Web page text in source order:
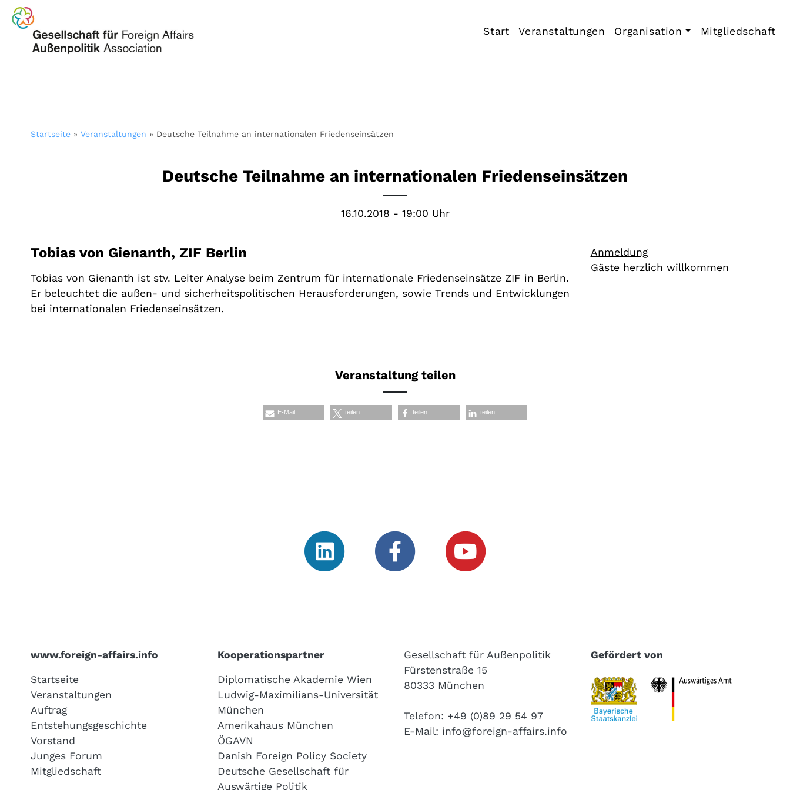
Start Veranstaltungen Organisation Mitgliedschaft
Startseite » Veranstaltungen » Deutsche Teilnahme an internationalen Friedenseinsätzen
Deutsche Teilnahme an internationalen Friedenseinsätzen
16.10.2018 - 19:00 Uhr
Tobias von Gienanth, ZIF Berlin
Tobias von Gienanth ist stv. Leiter Analyse beim Zentrum für internationale Friedenseinsätze ZIF in Berlin.
Er beleuchtet die außen- und sicherheitspolitischen Herausforderungen, sowie Trends und Entwicklungen
bei internationalen Friedenseinsätzen.
Anmeldung
Gäste herzlich willkommen
Veranstaltung teilen
E-Mail teilen teilen teilen
www.foreign-affairs.info
Startseite
Veranstaltungen
Auftrag
Entstehungsgeschichte
Vorstand
Junges Forum
Mitgliedschaft
Kooperationspartner
Diplomatische Akademie Wien
Ludwig-Maximilians-Universität
München
Amerikahaus München
ÖGAVN
Danish Foreign Policy Society
Deutsche Gesellschaft für
Auswärtige Politik
Gesellschaft für Außenpolitik
Fürstenstraße 15
80333 München
Telefon: +49 (0)89 29 54 97
E-Mail: info@foreign-affairs.info
Gefördert von